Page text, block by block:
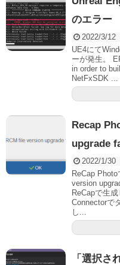
のエラー
2022/3/12
UE4にて
ーが発生。
in order to
NetFxSDK ...
Recap
upgrade
2022/1/30
ReCap
version
ReCapで生
Connectorで
し...
「選択さ